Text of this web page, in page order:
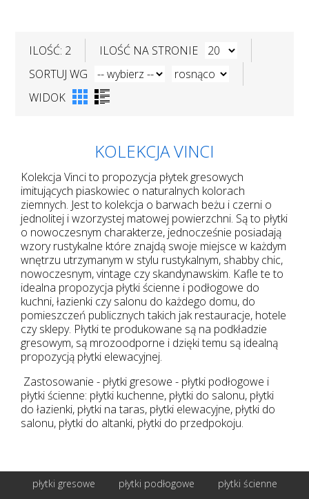
ILOŚĆ: 2
ILOŚĆ NA STRONIE
SORTUJ WG
WIDOK
KOLEKCJA VINCI
Kolekcja Vinci to propozycja płytek gresowych
imitujących piaskowiec o naturalnych kolorach
ziemnych. Jest to kolekcja o barwach beżu i czerni o
jednolitej i wzorzystej matowej powierzchni. Są to płytki
o nowoczesnym charakterze, jednocześnie posiadają
wzory rustykalne które znajdą swoje miejsce w każdym
wnętrzu utrzymanym w stylu rustykalnym, shabby chic,
nowoczesnym, vintage czy skandynawskim. Kafle te to
idealna propozycja płytki ścienne i podłogowe do
kuchni, łazienki czy salonu do każdego domu, do
pomieszczeń publicznych takich jak restauracje, hotele
czy sklepy. Płytki te produkowane są na podkładzie
gresowym, są mrozoodporne i dzięki temu są idealną
propozycją płytki elewacyjnej.
Zastosowanie - płytki gresowe - płytki podłogowe i
płytki ścienne: płytki kuchenne, płytki do salonu, płytki
do łazienki, płytki na taras, płytki elewacyjne, płytki do
salonu, płytki do altanki, płytki do przedpokoju.
płytki gresowe płytki podłogowe
płytki ścienne